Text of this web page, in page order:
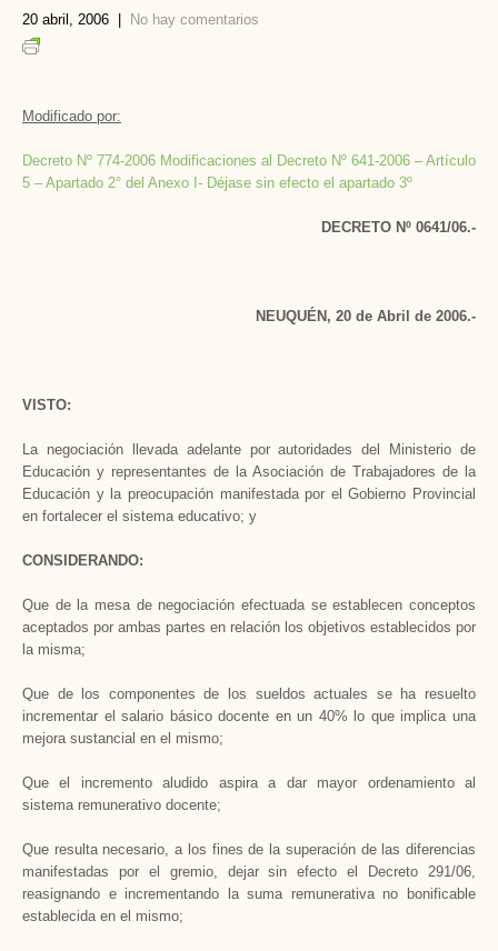
20 abril, 2006 No hay comentarios
Modificado por:
Decreto Nº 774-2006 Modificaciones al Decreto Nº 641-2006 – Artículo
5 – Apartado 2° del Anexo I- Déjase sin efecto el apartado 3º
DECRETO Nº 0641/06.-
NEUQUÉN, 20 de Abril de 2006.-
VISTO:
La negociación llevada adelante por autoridades del Ministerio de
Educación y representantes de la Asociación de Trabajadores de la
Educación y la preocupación manifestada por el Gobierno Provincial
en fortalecer el sistema educativo; y
CONSIDERANDO:
Que de la mesa de negociación efectuada se establecen conceptos
aceptados por ambas partes en relación los objetivos establecidos por
la misma;
Que de los componentes de los sueldos actuales se ha resuelto
incrementar el salario básico docente en un 40% lo que implica una
mejora sustancial en el mismo;
Que el incremento aludido aspira a dar mayor ordenamiento al
sistema remunerativo docente;
Que resulta necesario, a los fines de la superación de las diferencias
manifestadas por el gremio, dejar sin efecto el Decreto 291/06,
reasignando e incrementando la suma remunerativa no bonificable
establecida en el mismo;